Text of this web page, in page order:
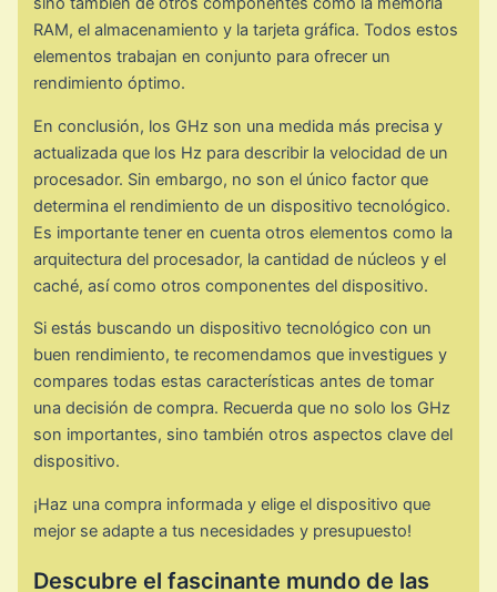
RAM, el almacenamiento y la tarjeta gráfica. Todos estos
elementos trabajan en conjunto para ofrecer un
rendimiento óptimo.
En conclusión, los GHz son una medida más precisa y
actualizada que los Hz para describir la velocidad de un
procesador. Sin embargo, no son el único factor que
determina el rendimiento de un dispositivo tecnológico.
Es importante tener en cuenta otros elementos como la
arquitectura del procesador, la cantidad de núcleos y el
caché, así como otros componentes del dispositivo.
Si estás buscando un dispositivo tecnológico con un
buen rendimiento, te recomendamos que investigues y
compares todas estas características antes de tomar
una decisión de compra. Recuerda que no solo los GHz
son importantes, sino también otros aspectos clave del
dispositivo.
¡Haz una compra informada y elige el dispositivo que
mejor se adapte a tus necesidades y presupuesto!
Descubre el fascinante mundo de las